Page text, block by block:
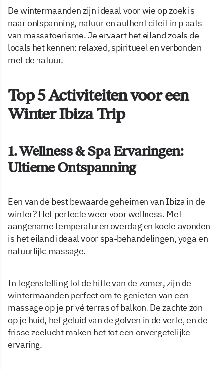
De wintermaanden zijn ideaal voor wie op zoek is
naar ontspanning, natuur en authenticiteit in plaats
van massatoerisme. Je ervaart het eiland zoals de
locals het kennen: relaxed, spiritueel en verbonden
met de natuur.
Top 5 Activiteiten voor een
Winter Ibiza Trip
1. Wellness & Spa Ervaringen:
Ultieme Ontspanning
Een van de best bewaarde geheimen van Ibiza in de
winter? Het perfecte weer voor wellness. Met
aangename temperaturen overdag en koele avonden
is het eiland ideaal voor spa-behandelingen, yoga en
natuurlijk: massage.
In tegenstelling tot de hitte van de zomer, zijn de
wintermaanden perfect om te genieten van een
massage op je privé terras of balkon. De zachte zon
op je huid, het geluid van de golven in de verte, en de
frisse zeelucht maken het tot een onvergetelijke
ervaring.